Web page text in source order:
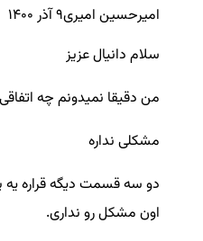
امیرحسین امیری9 آذر ۱۴۰۰
سلام دانیال عزیز
من دقیقا نمیدونم چه
مشکلی نداره
دو سه قسمت دیگه قراره یه
اون مشکل رو نداری.